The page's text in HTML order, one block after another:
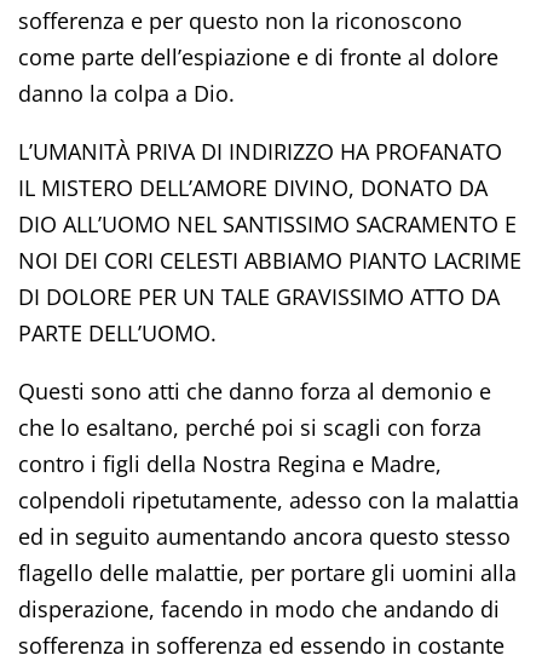
sofferenza e per questo non la riconoscono
come parte dell’espiazione e di fronte al dolore
danno la colpa a Dio.
L’UMANITÀ PRIVA DI INDIRIZZO HA PROFANATO
IL MISTERO DELL’AMORE DIVINO, DONATO DA
DIO ALL’UOMO NEL SANTISSIMO SACRAMENTO E
NOI DEI CORI CELESTI ABBIAMO PIANTO LACRIME
DI DOLORE PER UN TALE GRAVISSIMO ATTO DA
PARTE DELL’UOMO.
Questi sono atti che danno forza al demonio e
che lo esaltano, perché poi si scagli con forza
contro i figli della Nostra Regina e Madre,
colpendoli ripetutamente, adesso con la malattia
ed in seguito aumentando ancora questo stesso
flagello delle malattie, per portare gli uomini alla
disperazione, facendo in modo che andando di
sofferenza in sofferenza ed essendo in costante